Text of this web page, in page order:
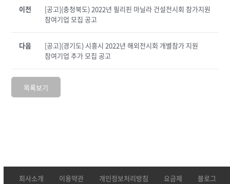
이전
[공고](충청북도) 2022년 필리핀 마닐라 건설전시회 참가지원
참여기업 모집 공고
[공고](경기도) 시흥시 2022년 해외전시회 개별참가 지원
참여기업 추가 모집 공고
다음
목록보기
회사소개 이용약관 개인정보처리방침 요금제 블로그